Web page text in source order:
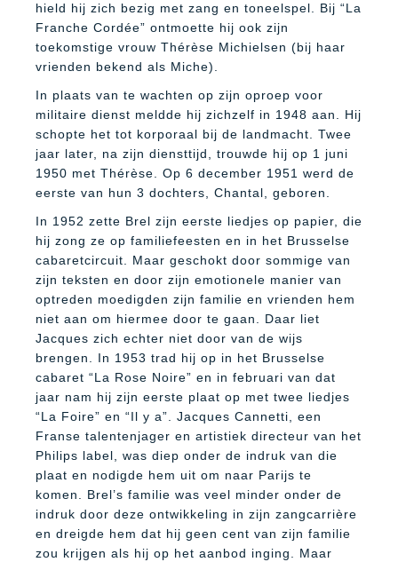
hield hij zich bezig met zang en toneelspel. Bij “La
Franche Cordée” ontmoette hij ook zijn
toekomstige vrouw Thérèse Michielsen (bij haar
vrienden bekend als Miche).
In plaats van te wachten op zijn oproep voor
militaire dienst meldde hij zichzelf in 1948 aan. Hij
schopte het tot korporaal bij de landmacht. Twee
jaar later, na zijn diensttijd, trouwde hij op 1 juni
1950 met Thérèse. Op 6 december 1951 werd de
eerste van hun 3 dochters, Chantal, geboren.
In 1952 zette Brel zijn eerste liedjes op papier, die
hij zong ze op familiefeesten en in het Brusselse
cabaretcircuit. Maar geschokt door sommige van
zijn teksten en door zijn emotionele manier van
optreden moedigden zijn familie en vrienden hem
niet aan om hiermee door te gaan. Daar liet
Jacques zich echter niet door van de wijs
brengen. In 1953 trad hij op in het Brusselse
cabaret “La Rose Noire” en in februari van dat
jaar nam hij zijn eerste plaat op met twee liedjes
“La Foire” en “Il y a”. Jacques Cannetti, een
Franse talentenjager en artistiek directeur van het
Philips label, was diep onder de indruk van die
plaat en nodigde hem uit om naar Parijs te
komen. Brel’s familie was veel minder onder de
indruk door deze ontwikkeling in zijn zangcarrière
en dreigde hem dat hij geen cent van zijn familie
zou krijgen als hij op het aanbod inging. Maar